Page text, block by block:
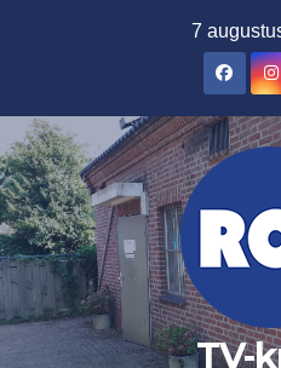
inhoud
7
TV-